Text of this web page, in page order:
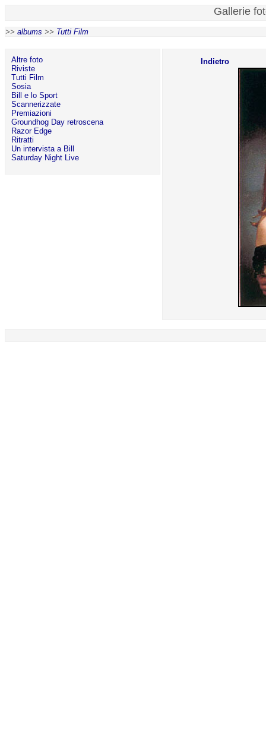
Gallerie
>> albums >> Tutti Film
Altre foto
Riviste
Tutti Film
Sosia
Bill e lo Sport
Scannerizzate
Premiazioni
Groundhog Day retroscena
Razor Edge
Ritratti
Un intervista a Bill
Saturday Night Live
Indietro